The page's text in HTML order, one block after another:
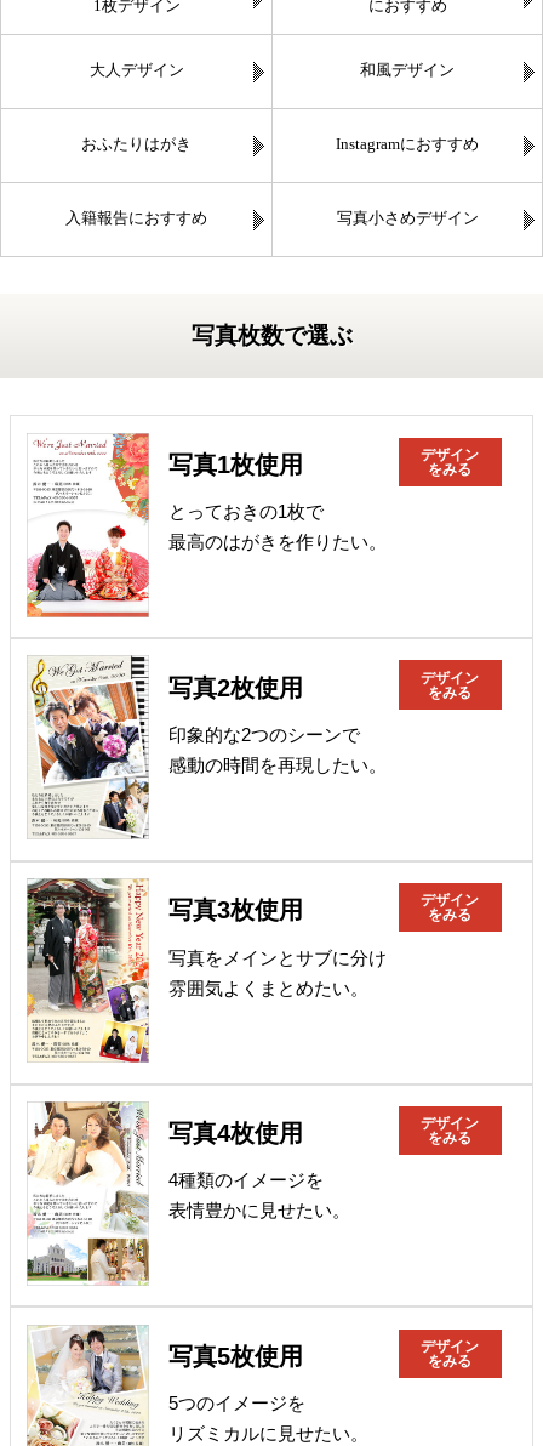
1枚デザイン におすすめ
大人デザイン 和風デザイン
おふたりはがき Instagramにおすすめ
入籍報告におすすめ 写真小さめデザイン
写真枚数で選ぶ
写真1枚使用
デザイン
をみる
とっておきの1枚で
最高のはがきを作りたい。
写真2枚使用
デザイン
をみる
印象的な2つのシーンで
感動の時間を再現したい。
写真3枚使用
デザイン
をみる
写真をメインとサブに分け
雰囲気よくまとめたい。
写真4枚使用
デザイン
をみる
4種類のイメージを
表情豊かに見せたい。
写真5枚使用
デザイン
をみる
5つのイメージを
リズミカルに見せたい。